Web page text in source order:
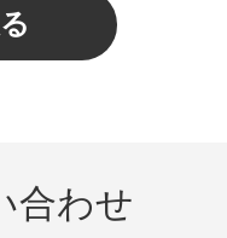
合わせ